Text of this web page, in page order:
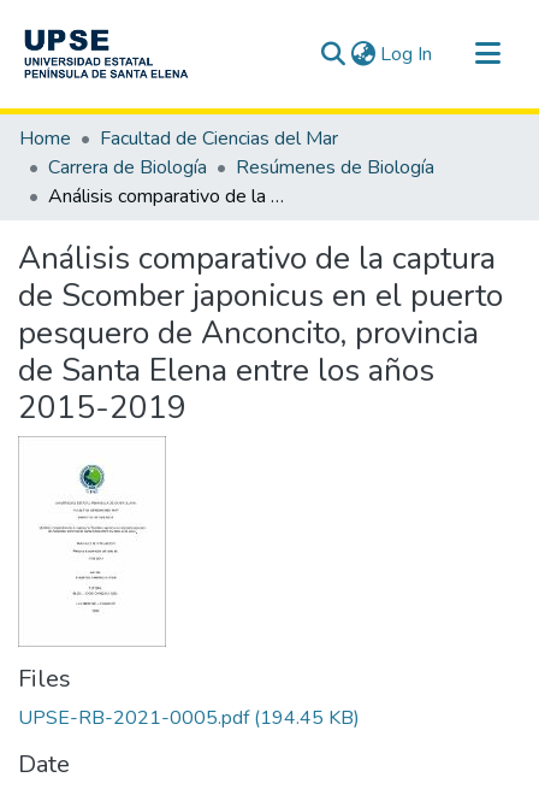
Log In (current)
Communities & Collections
All of DSpace
Statistics
Home
Facultad de Ciencias del Mar
Carrera de Biología
Resúmenes de Biología
Análisis comparativo de la captura de Scomber japonicus en el puerto pesquero de Anconcito, provincia de Santa Elena entre los años 2015-2019
Análisis comparativo de la captura
de Scomber japonicus en el puerto
pesquero de Anconcito, provincia
de Santa Elena entre los años
2015-2019
Files
UPSE-RB-2021-0005.pdf(194.45 KB)
Date